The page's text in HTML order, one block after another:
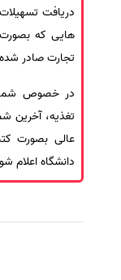
دریافت
هایی که
تجارت صادر
در خصوص
تغذیه، آخرین
عالی بصورت
دانشگاه اعلام